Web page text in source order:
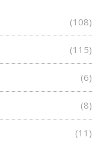
(108)
(115)
(6)
(8)
(11)